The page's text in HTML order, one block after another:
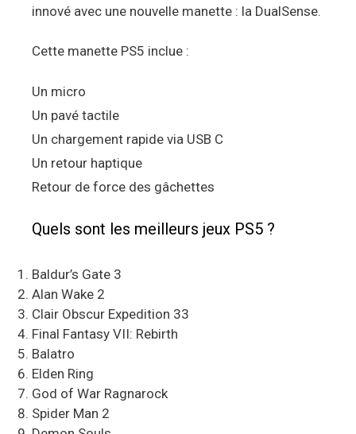
innové avec une nouvelle manette : la DualSense.
Cette manette PS5 inclue :
Un micro
Un pavé tactile
Un chargement rapide via USB C
Un retour haptique
Retour de force des gâchettes
Quels sont les meilleurs jeux PS5 ?
Baldur’s Gate 3
Alan Wake 2
Clair Obscur Expedition 33
Final Fantasy VII: Rebirth
Balatro
Elden Ring
God of War Ragnarock
Spider Man 2